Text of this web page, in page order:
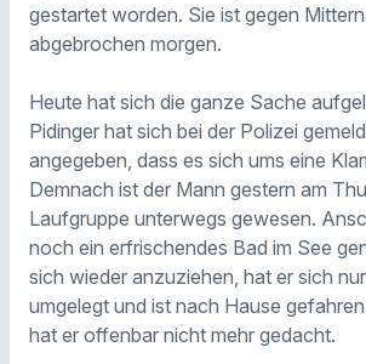
gestartet worden. Sie ist gegen
abgebrochen morgen.
Heute hat sich die ganze Sache
Pidinger hat sich bei der Polizei
angegeben, dass es sich ums eine
Demnach ist der Mann gestern am
Laufgruppe unterwegs gewesen.
noch ein erfrischendes Bad im See
sich wieder anzuziehen, hat er sich
umgelegt und ist nach Hause
hat er offenbar nicht mehr gedacht.